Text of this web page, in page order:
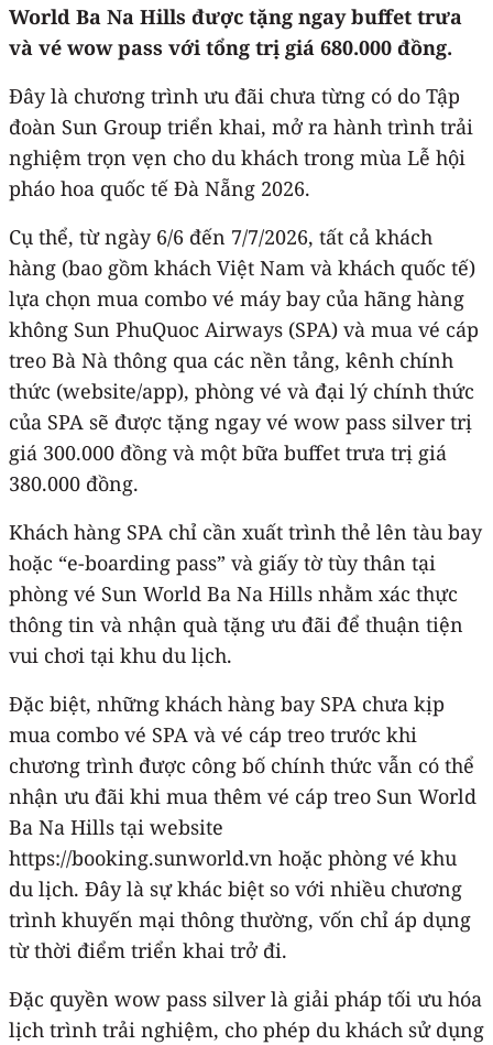
World Ba Na Hills được tặng ngay buffet trưa
và vé wow pass với tổng trị giá 680.000 đồng.
Đây là chương trình ưu đãi chưa từng có do Tập
đoàn Sun Group triển khai, mở ra hành trình trải
nghiệm trọn vẹn cho du khách trong mùa Lễ hội
pháo hoa quốc tế Đà Nẵng 2026.
Cụ thể, từ ngày 6/6 đến 7/7/2026, tất cả khách
hàng (bao gồm khách Việt Nam và khách quốc tế)
lựa chọn mua combo vé máy bay của hãng hàng
không Sun PhuQuoc Airways (SPA) và mua vé cáp
treo Bà Nà thông qua các nền tảng, kênh chính
thức (website/app), phòng vé và đại lý chính thức
của SPA sẽ được tặng ngay vé wow pass silver trị
giá 300.000 đồng và một bữa buffet trưa trị giá
380.000 đồng.
Khách hàng SPA chỉ cần xuất trình thẻ lên tàu bay
hoặc “e-boarding pass” và giấy tờ tùy thân tại
phòng vé Sun World Ba Na Hills nhằm xác thực
thông tin và nhận quà tặng ưu đãi để thuận tiện
vui chơi tại khu du lịch.
Đặc biệt, những khách hàng bay SPA chưa kịp
mua combo vé SPA và vé cáp treo trước khi
chương trình được công bố chính thức vẫn có thể
nhận ưu đãi khi mua thêm vé cáp treo Sun World
Ba Na Hills tại website
https://booking.sunworld.vn hoặc phòng vé khu
du lịch. Đây là sự khác biệt so với nhiều chương
trình khuyến mại thông thường, vốn chỉ áp dụng
từ thời điểm triển khai trở đi.
Đặc quyền wow pass silver là giải pháp tối ưu hóa
lịch trình trải nghiệm, cho phép du khách sử dụng